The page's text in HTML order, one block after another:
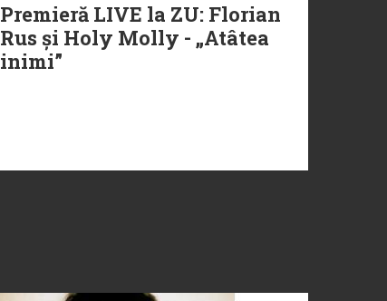
Premieră LIVE la ZU: Florian
Rus și Holy Molly - „Atâtea
inimi”